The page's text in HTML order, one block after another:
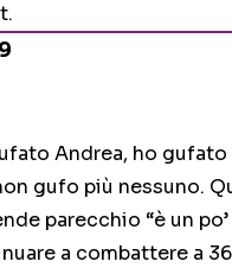
Andrea, ho
gufo più nessuno.
parecchio “è un
a combattere a